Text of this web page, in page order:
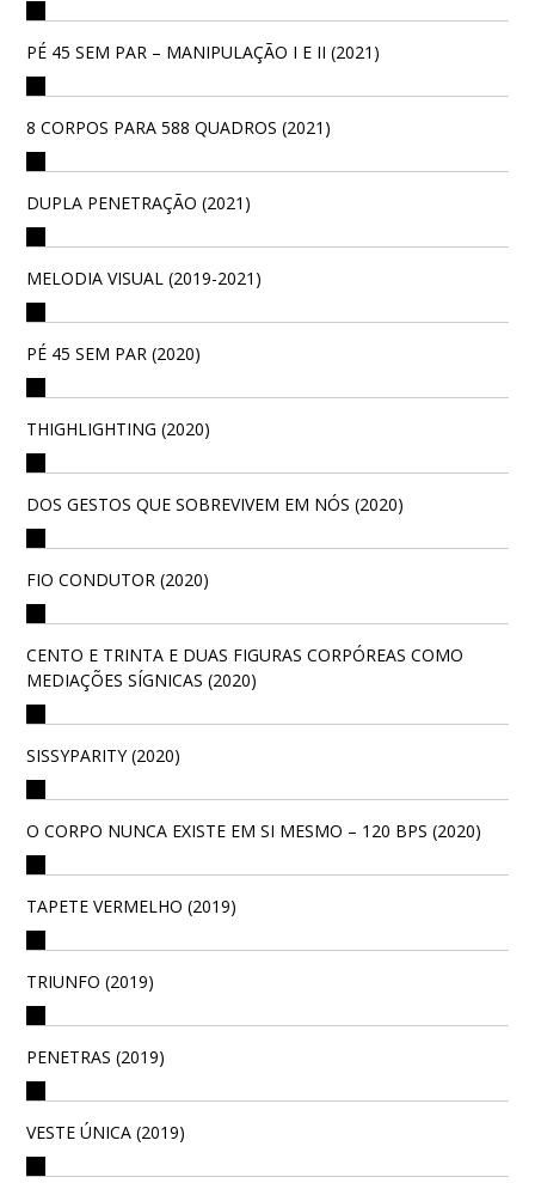
PÉ 45 SEM PAR – MANIPULAÇÃO I E II (2021)
8 CORPOS PARA 588 QUADROS (2021)
DUPLA PENETRAÇÃO (2021)
MELODIA VISUAL (2019-2021)
PÉ 45 SEM PAR (2020)
THIGHLIGHTING (2020)
DOS GESTOS QUE SOBREVIVEM EM NÓS (2020)
FIO CONDUTOR (2020)
CENTO E TRINTA E DUAS FIGURAS CORPÓREAS COMO
MEDIAÇÕES SÍGNICAS (2020)
SISSYPARITY (2020)
O CORPO NUNCA EXISTE EM SI MESMO – 120 BPS (2020)
TAPETE VERMELHO (2019)
TRIUNFO (2019)
PENETRAS (2019)
VESTE ÚNICA (2019)